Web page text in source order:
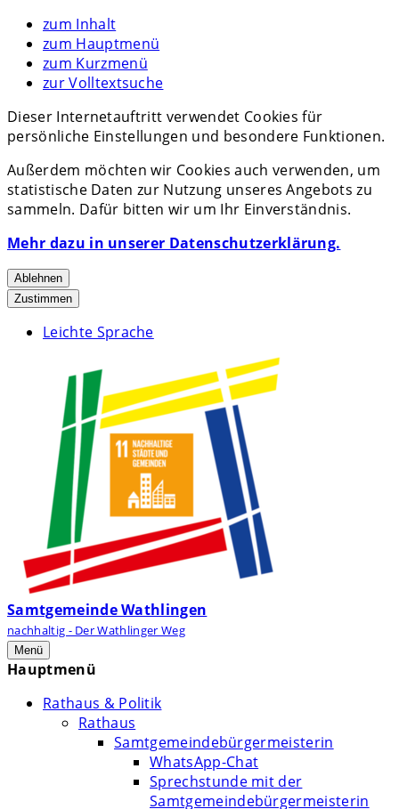
zum Inhalt
zum Hauptmenü
zum Kurzmenü
zur Volltextsuche
Dieser Internetauftritt verwendet Cookies für
persönliche Einstellungen und besondere Funktionen.
Außerdem möchten wir Cookies auch verwenden, um
statistische Daten zur Nutzung unseres Angebots zu
sammeln. Dafür bitten wir um Ihr Einverständnis.
Mehr dazu in unserer Datenschutzerklärung.
Ablehnen
Zustimmen
Leichte Sprache
Samtgemeinde Wathlingen
nachhaltig - Der Wathlinger Weg
Menü
Hauptmenü
Rathaus & Politik
Rathaus
Samtgemeindebürgermeisterin
WhatsApp-Chat
Sprechstunde mit der
Samtgemeindebürgermeisterin